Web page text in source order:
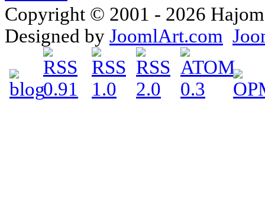
Copyright © 2001 - 2026
Designed by JoomlArt.com